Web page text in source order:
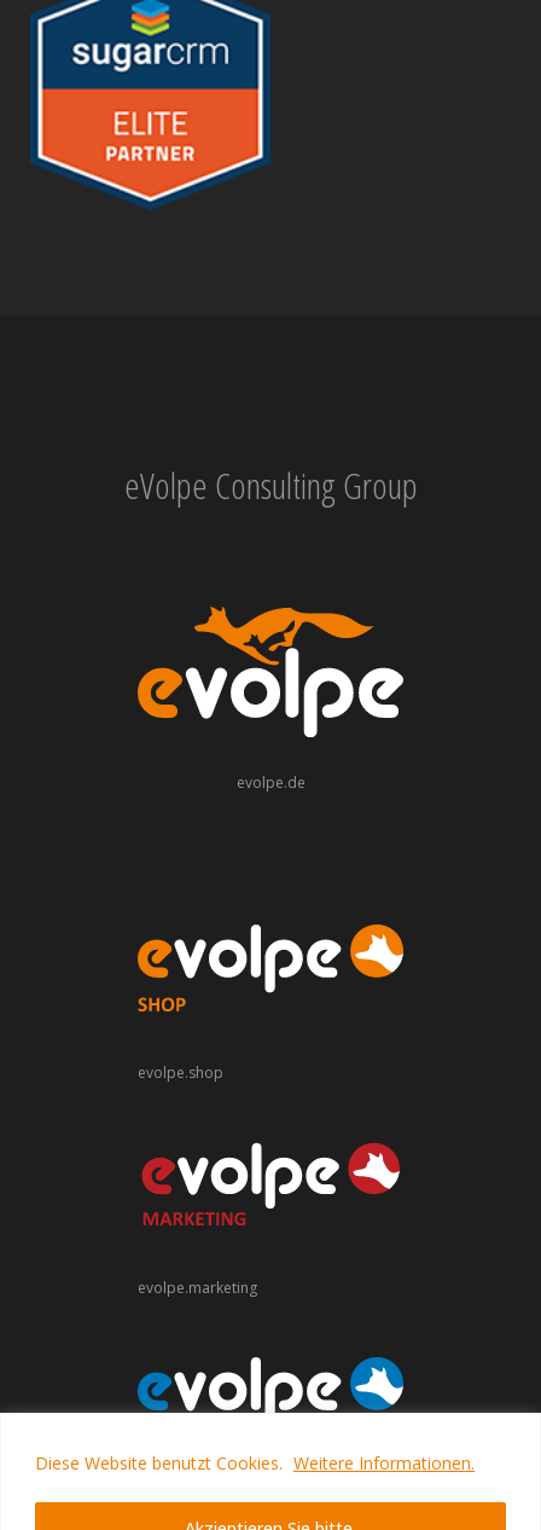
Diese Website benutzt Cookies. Weitere Informationen.
eVolpe Consulting Group
evolpe.de
evolpe.shop
evolpe.marketing
evolpe.software